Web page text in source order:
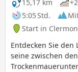
15,17 km
5:05 Std.
Start in
Entdecken Sie den
seine zwischen
Trockenmauerunterstände. Herden von